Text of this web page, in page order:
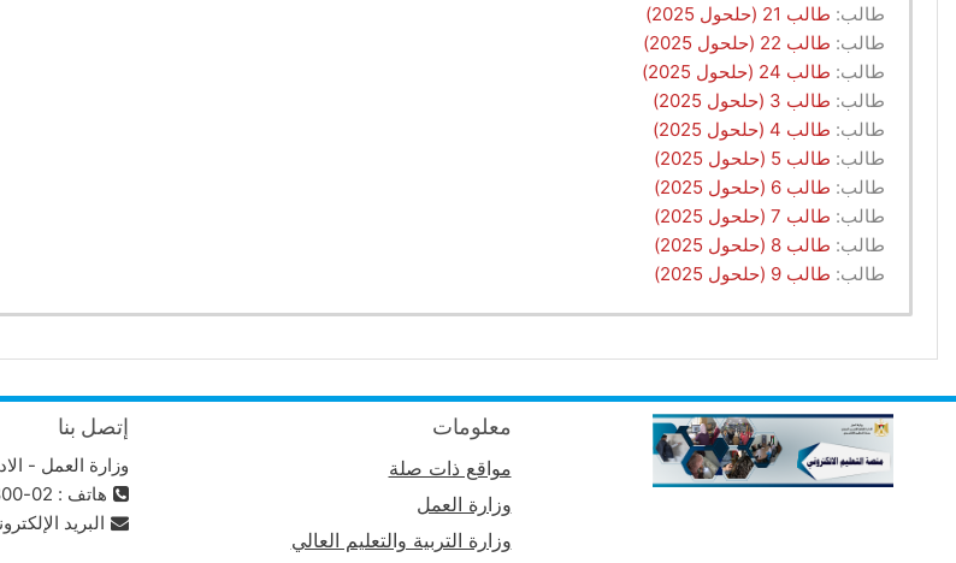
طالب: طالب 21 (حلحول 2025)
طالب: طالب 22 (حلحول 2025)
طالب: طالب 24 (حلحول 2025)
طالب: طالب 3 (حلحول 2025)
طالب: طالب 4 (حلحول 2025)
طالب: طالب 5 (حلحول 2025)
طالب: طالب 6 (حلحول 2025)
طالب: طالب 7 (حلحول 2025)
طالب: طالب 8 (حلحول 2025)
طالب: طالب 9 (حلحول 2025)
معلومات
مواقع ذات صلة
وزارة العمل
وزارة التربية والتعليم العالي
إتصل بنا
وزارة العمل -
هاتف : 02-2982800
البريد